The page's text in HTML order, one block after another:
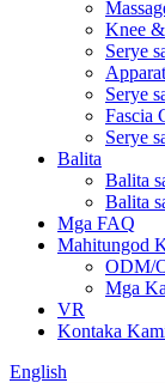
Knee
Serye
Serye
Fascia
Serye
Balita
Balita
Balita
Mga FAQ
Mahitungod
ODM/
Mga
VR
Kontaka
English